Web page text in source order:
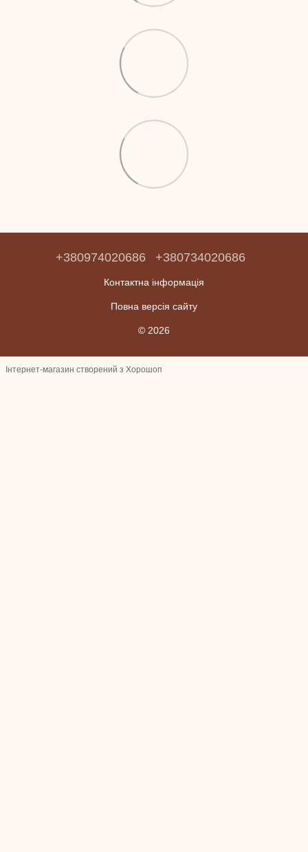
+380974020686 +380734020686
Контактна інформація
Повна версія сайту
© 2026
Інтернет-магазин створений з Хорошоп